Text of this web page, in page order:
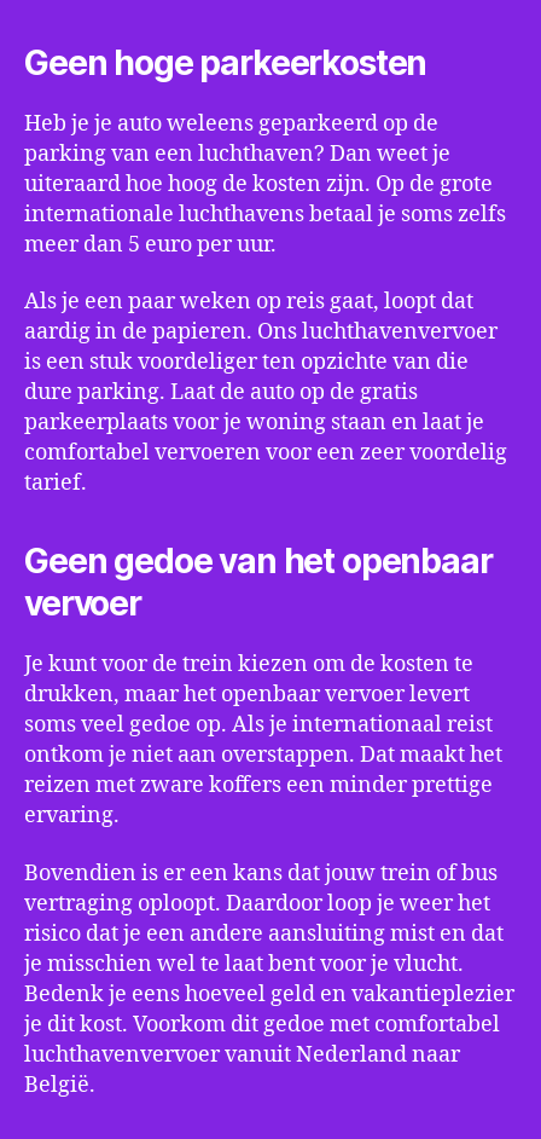
Geen hoge parkeerkosten
Heb je je auto weleens geparkeerd op de
parking van een luchthaven? Dan weet je
uiteraard hoe hoog de kosten zijn. Op de grote
internationale luchthavens betaal je soms zelfs
meer dan 5 euro per uur.
Als je een paar weken op reis gaat, loopt dat
aardig in de papieren. Ons luchthavenvervoer
is een stuk voordeliger ten opzichte van die
dure parking. Laat de auto op de gratis
parkeerplaats voor je woning staan en laat je
comfortabel vervoeren voor een zeer voordelig
tarief.
Geen gedoe van het openbaar
vervoer
Je kunt voor de trein kiezen om de kosten te
drukken, maar het openbaar vervoer levert
soms veel gedoe op. Als je internationaal reist
ontkom je niet aan overstappen. Dat maakt het
reizen met zware koffers een minder prettige
ervaring.
Bovendien is er een kans dat jouw trein of bus
vertraging oploopt. Daardoor loop je weer het
risico dat je een andere aansluiting mist en dat
je misschien wel te laat bent voor je vlucht.
Bedenk je eens hoeveel geld en vakantieplezier
je dit kost. Voorkom dit gedoe met comfortabel
luchthavenvervoer vanuit Nederland naar
België.